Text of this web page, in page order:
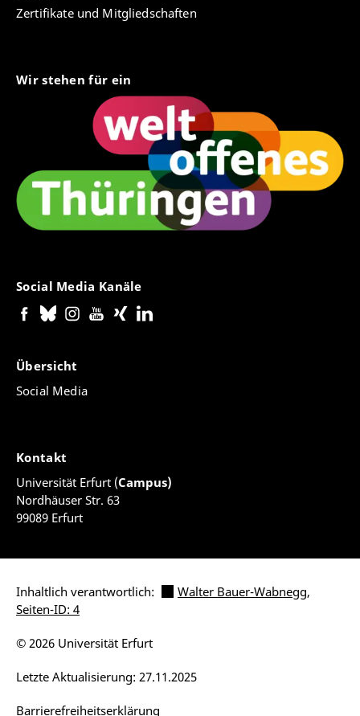
Zertifikate und Mitgliedschaften
Wir stehen für ein
Social Media Kanäle
Übersicht
Social Media
Kontakt
Universität Erfurt (Campus)
Nordhäuser Str. 63
99089 Erfurt
Inhaltlich verantwortlich: Walter Bauer-Wabnegg,
Seiten-ID: 4
Barrierefreiheitserklärung
Letzte Aktualisierung: 27.11.2025
© 2026 Universität Erfurt